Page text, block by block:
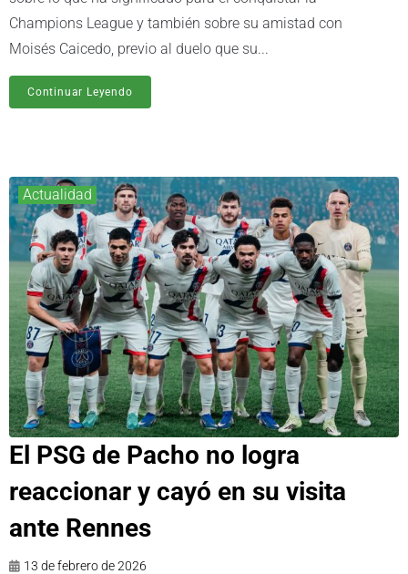
Champions League y también sobre su amistad con
Moisés Caicedo, previo al duelo que su...
Continuar Leyendo
Actualidad
El PSG de Pacho no logra
reaccionar y cayó en su visita
ante Rennes
13 de febrero de 2026